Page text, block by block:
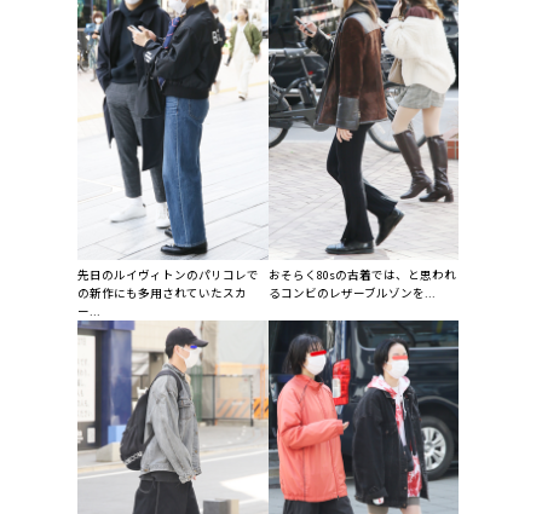
先日のルイヴィトンのパリコレで
の新作にも多用されていたスカ
ー...
おそらく80sの古着では、と思われ
るコンビのレザーブルゾンを...